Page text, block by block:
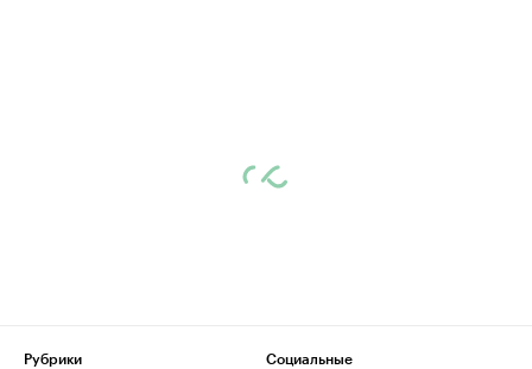
Рубрики
Социальные